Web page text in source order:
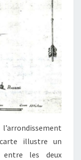
illustre un
entre les deux